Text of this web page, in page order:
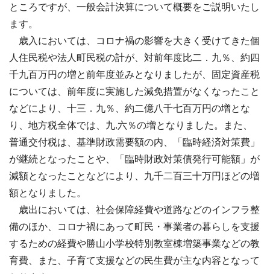
ところですが、一般会計決算について概要をご説明いたし
ます。
歳入においては、コロナ禍の影響を大きく受けてきた個
人住民税や法人町民税の計が、対前年度比二．九％、約四
千九百万円の増と前年度並みとなりましたが、固定資産税
については、前年度に実施した減免措置がなくなったこと
などにより、十三．九％、約二億八千七百万円の増とな
り、地方税全体では、九.六％の増となりました。また、
普通交付税は、基準財政需要額の内、「臨時経済対策費」
が継続となったことや、「臨時財政対策債発行可能額」が
減額となったことなどにより、九千二百三十万円ほどの増
額となりました。
歳出においては、社会保障経費や道路などのインフラ整
備のほか、コロナ禍にあって町民・事業者の暮らしを支援
するための経費や勝山小学校特別教室棟増築事業などの教
育費、また、子育て支援などの民生費が主な内容となって